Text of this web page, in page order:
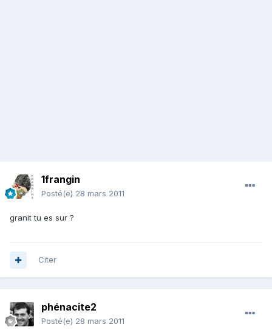
1frangin
Posté(e) 28 mars 2011
granit tu es sur ?
Citer
phénacite2
Posté(e) 28 mars 2011